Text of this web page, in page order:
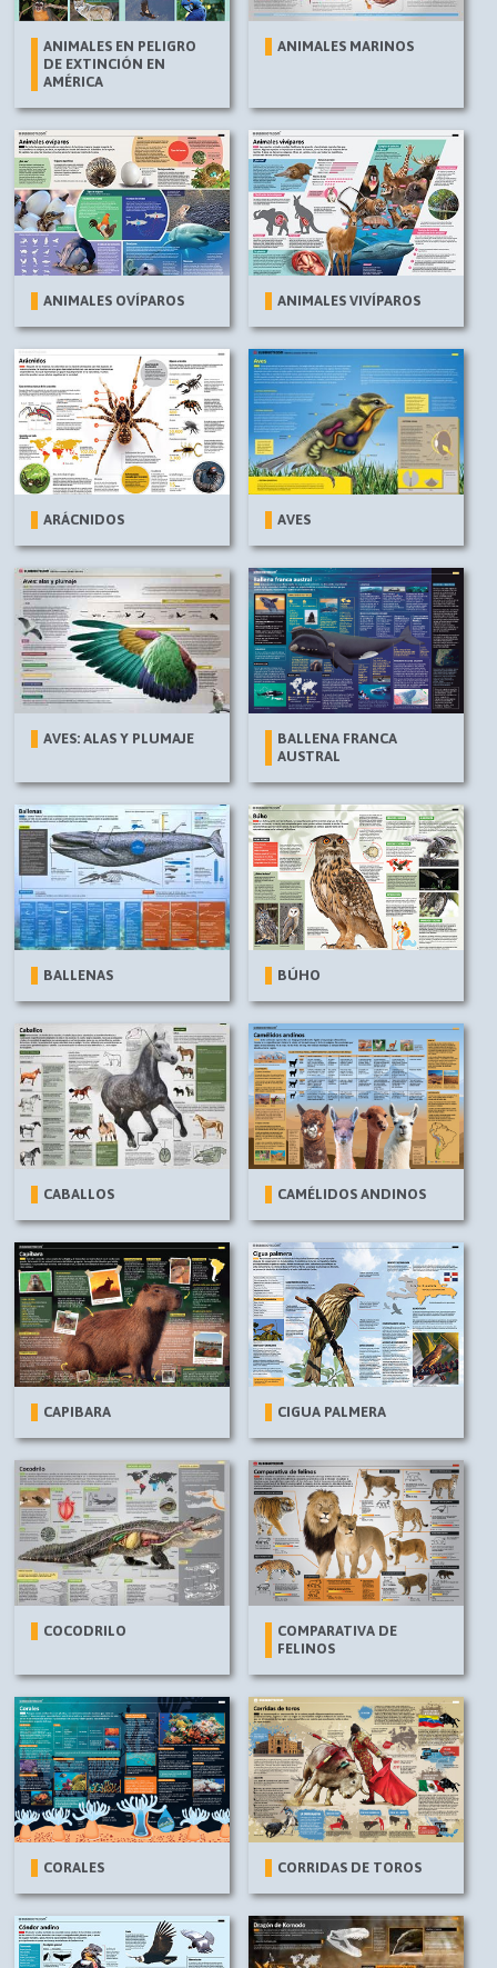
ANIMALES EN PELIGRO
DE EXTINCIÓN EN
AMÉRICA
ANIMALES MARINOS
ANIMALES OVÍPAROS ANIMALES VIVÍPAROS
ARÁCNIDOS AVES
AVES: ALAS Y PLUMAJE
BALLENA FRANCA
AUSTRAL
BALLENAS BÚHO
CABALLOS CAMÉLIDOS ANDINOS
CAPIBARA CIGUA PALMERA
COCODRILO
COMPARATIVA DE
FELINOS
CORALES CORRIDAS DE TOROS